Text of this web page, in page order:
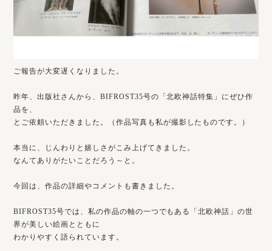
ご報告が大変遅くなりました。
昨年、出版社さんから、BIFROST35号の「北欧神話特集」にぜひ作
品を、
とご依頼いただきました。（作品写真も私が撮影したものです。）
本当に、じんわりと嬉しさがこみ上げてきました。
なんてありがたいことだろう～と。
今回は、作品の詳細やコメントも書きました。
BIFROST35号では、私の作品の軸の一つでもある「北欧神話」の世
界が美しい絵画とともに
わかりやすく語られています。